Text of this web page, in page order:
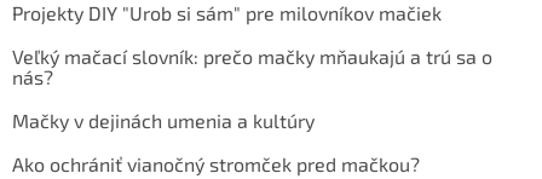
Projekty DIY "Urob si sám" pre milovníkov mačiek
Veľký mačací slovník: prečo mačky mňaukajú a trú sa o
nás?
Mačky v dejinách umenia a kultúry
Ako ochrániť vianočný stromček pred mačkou?